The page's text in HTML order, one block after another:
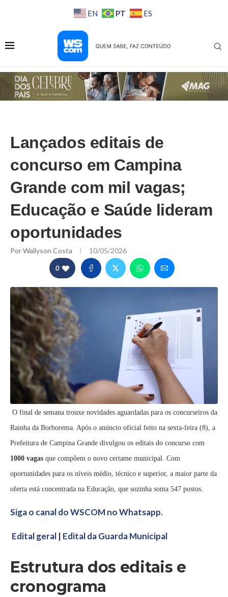
EN PT ES
Lançados editais de
concurso em Campina
Grande com mil vagas;
Educação e Saúde lideram
oportunidades
PorWallyson Costa 10/05/2026
0
O final de semana trouxe novidades aguardadas para os concurseiros da
Rainha da Borborema. Após o anúncio oficial feito na sexta-feira (8), a
Prefeitura de Campina Grande divulgou os editais do concurso com
1000 vagas que compõem o novo certame municipal. Com
oportunidades para os níveis médio, técnico e superior, a maior parte da
oferta está concentrada na Educação, que sozinha soma 547 postos.
Siga o canal do WSCOM no Whatsapp.
Edital geral | Edital da Guarda Municipal
Estrutura dos editais e
cronograma